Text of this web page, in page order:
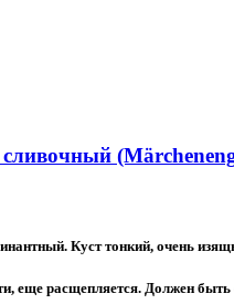
Куст тонкий, очень
еще расщепляется. Должен